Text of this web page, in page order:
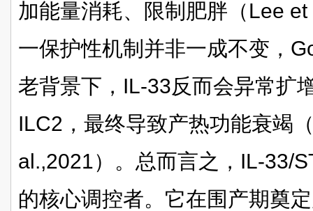
加能量消耗、限制肥胖（Lee
一保护性机制并非一成不变，
老背景下，IL-33反而会异常扩
ILC2，最终导致产热功能衰竭
al.,2021）。总而言之，IL-33/
的核心调控者。它在围产期奠